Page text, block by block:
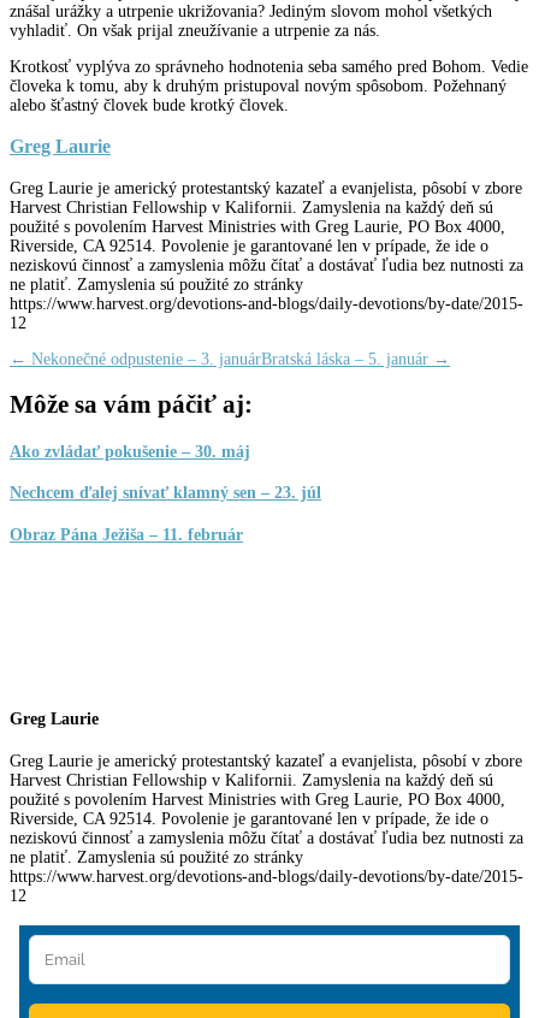
znášal urážky a utrpenie ukrižovania? Jediným slovom mohol všetkých
vyhladiť. On však prijal zneužívanie a utrpenie za nás.
Krotkosť vyplýva zo správneho hodnotenia seba samého pred Bohom. Vedie
človeka k tomu, aby k druhým pristupoval novým spôsobom. Požehnaný
alebo šťastný človek bude krotký človek.
Greg Laurie
Greg Laurie je americký protestantský kazateľ a evanjelista, pôsobí v zbore
Harvest Christian Fellowship v Kalifornii. Zamyslenia na každý deň sú
použité s povolením Harvest Ministries with Greg Laurie, PO Box 4000,
Riverside, CA 92514. Povolenie je garantované len v prípade, že ide o
neziskovú činnosť a zamyslenia môžu čítať a dostávať ľudia bez nutnosti za
ne platiť. Zamyslenia sú použité zo stránky
https://www.harvest.org/devotions-and-blogs/daily-devotions/by-date/2015-
12
← Nekonečné odpustenie – 3. januárBratská láska – 5. január →
Môže sa vám páčiť aj:
Ako zvládať pokušenie – 30. máj
Nechcem ďalej snívať klamný sen – 23. júl
Obraz Pána Ježiša – 11. február
Greg Laurie
Greg Laurie je americký protestantský kazateľ a evanjelista, pôsobí v zbore
Harvest Christian Fellowship v Kalifornii. Zamyslenia na každý deň sú
použité s povolením Harvest Ministries with Greg Laurie, PO Box 4000,
Riverside, CA 92514. Povolenie je garantované len v prípade, že ide o
neziskovú činnosť a zamyslenia môžu čítať a dostávať ľudia bez nutnosti za
ne platiť. Zamyslenia sú použité zo stránky
https://www.harvest.org/devotions-and-blogs/daily-devotions/by-date/2015-
12